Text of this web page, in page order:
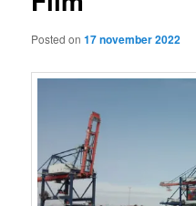
Posted on17 november 2022